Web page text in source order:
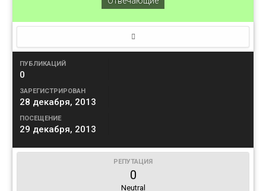
ПУБЛИКАЦИЙ
0
ЗАРЕГИСТРИРОВАН
28 декабря, 2013
ПОСЕЩЕНИЕ
29 декабря, 2013
РЕПУТАЦИЯ
0
Neutral